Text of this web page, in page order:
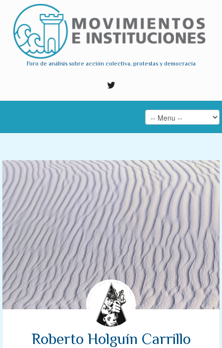
Foro de análisis sobre acción colectiva, protestas y democracia
Roberto Holguín Carrillo